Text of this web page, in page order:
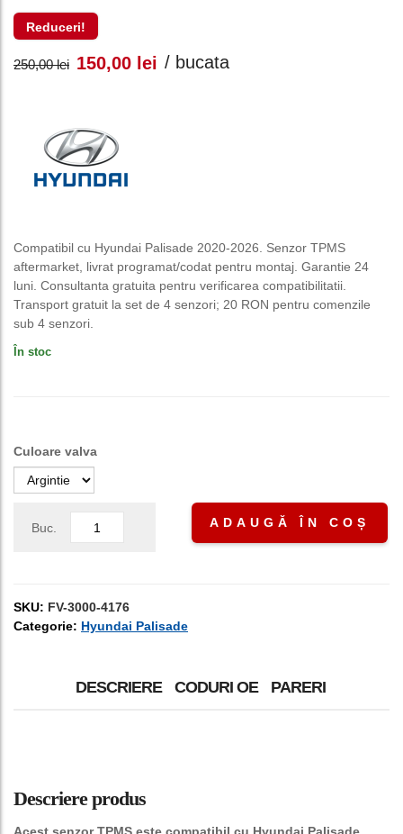
Reduceri!
250,00lei Prețul
a
fost:
150,00 lei Prețul
/ bucata
Compatibil cu Hyundai Palisade 2020-2026. Senzor TPMS
aftermarket, livrat programat/codat pentru montaj. Garantie 24
luni. Consultanta gratuita pentru verificarea compatibilitatii.
Transport gratuit la set de 4 senzori; 20 RON pentru comenzile
sub 4 senzori.
În stoc
Culoare valva
Buc. ADAUGĂ ÎN COȘ
SKU: FV-3000-4176
Categorie: Hyundai Palisade
DESCRIERE CODURI OE PARERI
Descriere produs